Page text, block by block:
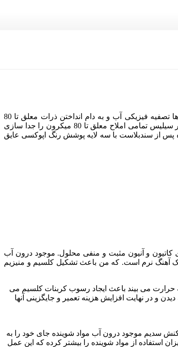
یکی از مهمترین و پرکاربردترین روش ها در زلال سازی آب و پساب از فیلتراسیون به وسیله فیلتر شنی نام برده می شود. اساس کار این گونه فیلترها تصفیه فیزیکی آب و به دام انداختن ذرات معلق تا 80
میکرون لابلای بستر فیلتر شنی می باشد. به صورتی که آب از قسمت بالای فیلتر وارد فیلتر و بستر سنگ سیلیس می گردد و پس از گذر از لابلای بستر سیلیس تمامی املاح معلق تا 80 میکرون را جدا سازی
پس از سندبلاست با سه لایه پوشش رنگ اپوکسی عایق
و آنیون مثبت و منفی محلول. موجود درون آب
آهنگ نرم است. که من باعث تشکیل کلسیم و منیزیم
حرارت می بیند باعث ایجاد رسوب کربنات کلسیم می
و در نهایت افزایش هزینه تعمیر و جایگزینی آنها
سدیم موجود درون آب مواد شوینده جای خود را به
از مواد شوینده را بیشتر کرده که این عمل